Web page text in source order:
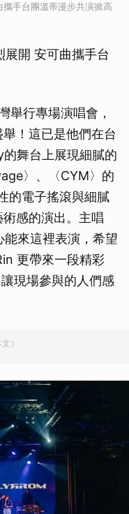
手台團溫蒂漫步共演掀高
開 安可曲攜手台
舉行專場演唱會，
！這已是他們在台
舞台上展現細膩的
〉、〈CYM〉的
的電子搖滾與細膩
感的演出。主唱
來這裡表演，希望
更帶來一段精彩
現場參與的人們感
）